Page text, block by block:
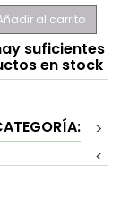
al carrito
suficientes
en stock
>
<